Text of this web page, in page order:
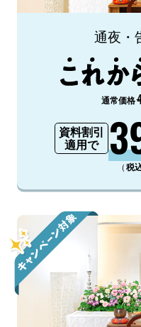
通夜・
通常価格
資料割引
適用で
（税